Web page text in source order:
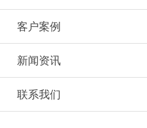
客户案例
新闻资讯
联系我们